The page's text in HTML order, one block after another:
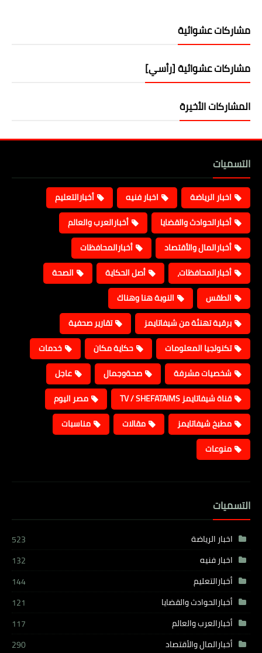
مشاركات عشوائية
مشاركات عشوائية [رأسي]
المشاركات الأخيرة
التسميات
اخبار الرياضة اخبار فنيه
أخبارالتعليم
أخبارالحوادث والقضايا
أخبارالعرب والعالم
أخبارالمال والأقتصاد
أخبارالمحافظات
أخبارالمحافظات،
أصل الحكاية
الصحة
الطقس
النوبة هنا وهناك
برقية تهنئة من شيفاتايمز
تقارير صحفية
تكنولجيا المعلومات
حكاية مكان
خدمات
شخصيات مشرفة
صحةوجمال
عاجل
قناة شيفاتايمز TV / SHEFATAIMS
مصر اليوم
مطبخ شيفاتايمز
مقالات
مناسبات
منوعات
التسميات
اخبار الرياضة
523
اخبار فنيه
132
أخبارالتعليم
144
أخبارالحوادث والقضايا
121
أخبارالعرب والعالم
117
أخبارالمال والأقتصاد
290